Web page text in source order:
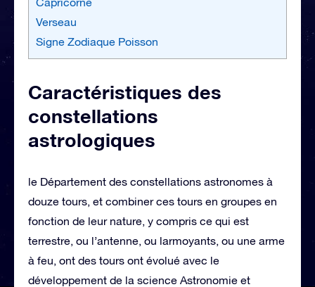
Verseau
Signe Zodiaque Poisson
Caractéristiques des
constellations
astrologiques
le Département des constellations astronomes à
douze tours, et combiner ces tours en groupes en
fonction de leur nature, y compris ce qui est
terrestre, ou l’antenne, ou larmoyants, ou une arme
à feu, ont des tours ont évolué avec le
développement de la science Astronomie et